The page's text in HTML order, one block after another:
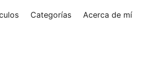
Categorías Acerca de mí